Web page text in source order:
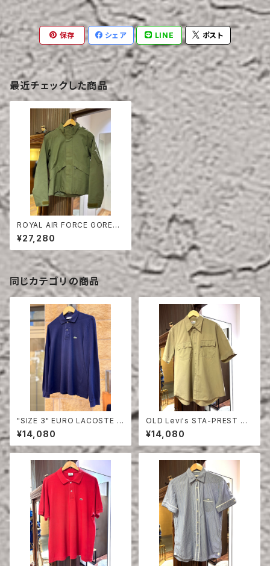
保存 シェア LINE ポスト
最近チェックした商品
ROYAL AIR FORCE GORETE
X AIRCREW JACKET
¥27,280
同じカテゴリの商品
"SIZE 3" EURO LACOSTE P
OLO SHIRT LONG SLEEVE
¥14,080
OLD Levi's STA-PREST HA
LF SLEEVE SHIRT
¥14,080